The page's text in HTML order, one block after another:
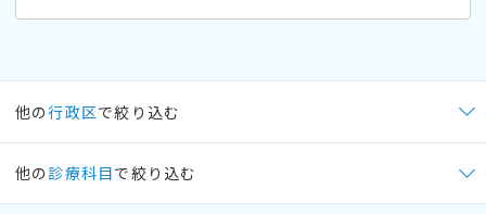
他の行政区で絞り込む
他の 診療科目で絞り込む